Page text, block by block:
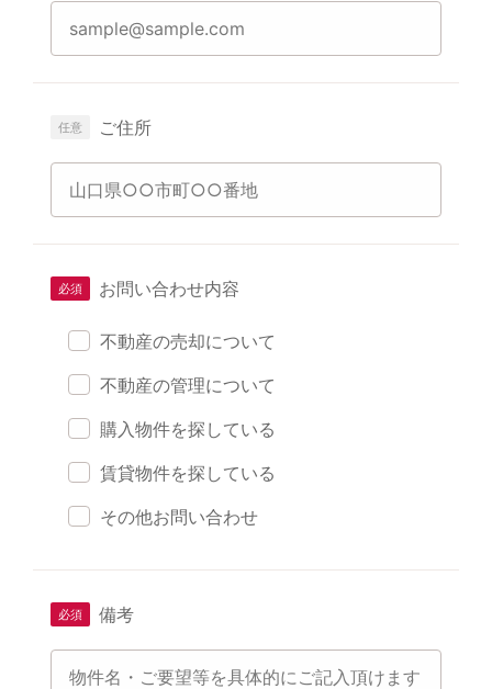
ご住所
お問い合わせ内容
不動産の売却について
不動産の管理について
購入物件を探している
賃貸物件を探している
その他お問い合わせ
備考